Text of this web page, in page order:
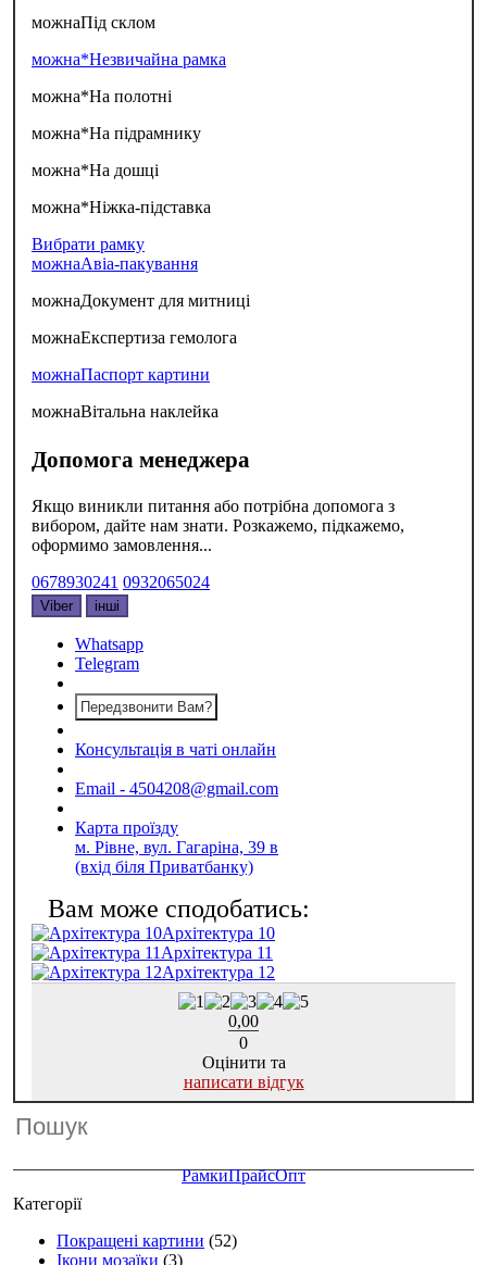
можнаПід склом
можна*Незвичайна рамка
можна*На полотні
можна*На підрамнику
можна*На дошці
можна*Ніжка-підставка
Вибрати рамку
можнаАвіа-пакування
можнаДокумент для митниці
можнаЕкспертиза гемолога
можнаПаспорт картини
можнаВітальна наклейка
Допомога менеджера
Якщо виникли питання або потрібна допомога з
вибором, дайте нам знати. Розкажемо, підкажемо,
оформимо замовлення...
0678930241 0932065024
Viber інші
Whatsapp
Telegram
Передзвонити Вам?
Консультація в чаті онлайн
Email - 4504208@gmail.com
Карта проїзду
м. Рівне, вул. Гагаріна, 39 в
(вхід біля Приватбанку)
Архітектура 10
Архітектура 11
Архітектура 12
0,00
0
Оцінити та
написати відгук
РамкиПрайсОпт
Категорії
Покращені картини (52)
Ікони мозаїки (3)